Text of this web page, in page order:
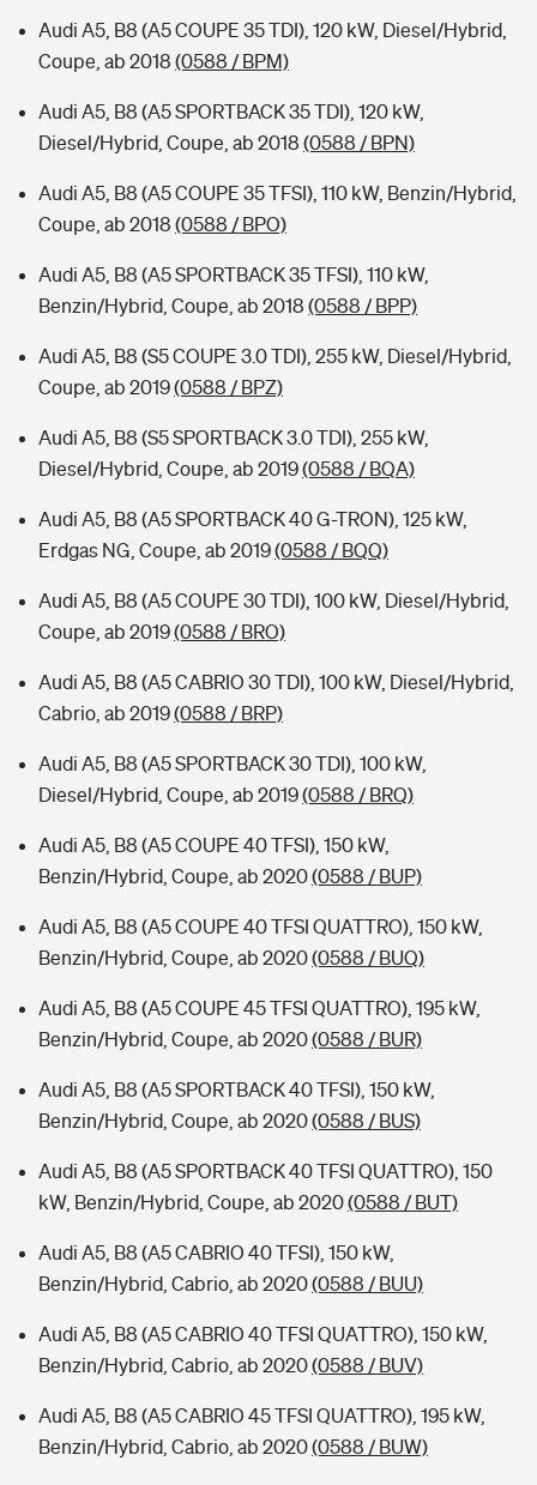
Audi A5, B8 (A5 COUPE 35 TDI), 120 kW, Diesel/Hybrid,
Coupe, ab 2018 (0588 / BPM)
Audi A5, B8 (A5 SPORTBACK 35 TDI), 120 kW,
Diesel/Hybrid, Coupe, ab 2018 (0588 / BPN)
Audi A5, B8 (A5 COUPE 35 TFSI), 110 kW, Benzin/Hybrid,
Coupe, ab 2018 (0588 / BPO)
Audi A5, B8 (A5 SPORTBACK 35 TFSI), 110 kW,
Benzin/Hybrid, Coupe, ab 2018 (0588 / BPP)
Audi A5, B8 (S5 COUPE 3.0 TDI), 255 kW, Diesel/Hybrid,
Coupe, ab 2019(0588 / BPZ)
Audi A5, B8 (S5 SPORTBACK 3.0 TDI), 255 kW,
Diesel/Hybrid, Coupe, ab 2019(0588 / BQA)
Audi A5, B8 (A5 SPORTBACK 40 G-TRON), 125 kW,
Erdgas NG, Coupe, ab 2019(0588 / BQQ)
Audi A5, B8 (A5 COUPE 30 TDI), 100 kW, Diesel/Hybrid,
Coupe, ab 2019(0588 / BRO)
Audi A5, B8 (A5 CABRIO 30 TDI), 100 kW, Diesel/Hybrid,
Cabrio, ab 2019(0588 / BRP)
Audi A5, B8 (A5 SPORTBACK 30 TDI), 100 kW,
Diesel/Hybrid, Coupe, ab 2019(0588 / BRQ)
Audi A5, B8 (A5 COUPE 40 TFSI), 150 kW,
Benzin/Hybrid, Coupe, ab 2020(0588 / BUP)
Audi A5, B8 (A5 COUPE 40 TFSI QUATTRO), 150 kW,
Benzin/Hybrid, Coupe, ab 2020(0588 / BUQ)
Audi A5, B8 (A5 COUPE 45 TFSI QUATTRO), 195 kW,
Benzin/Hybrid, Coupe, ab 2020(0588 / BUR)
Audi A5, B8 (A5 SPORTBACK 40 TFSI), 150 kW,
Benzin/Hybrid, Coupe, ab 2020(0588 / BUS)
Audi A5, B8 (A5 SPORTBACK 40 TFSI QUATTRO), 150
kW, Benzin/Hybrid, Coupe, ab 2020(0588 / BUT)
Audi A5, B8 (A5 CABRIO 40 TFSI), 150 kW,
Benzin/Hybrid, Cabrio, ab 2020(0588 / BUU)
Audi A5, B8 (A5 CABRIO 40 TFSI QUATTRO), 150 kW,
Benzin/Hybrid, Cabrio, ab 2020(0588 / BUV)
Audi A5, B8 (A5 CABRIO 45 TFSI QUATTRO), 195 kW,
Benzin/Hybrid, Cabrio, ab 2020(0588 / BUW)